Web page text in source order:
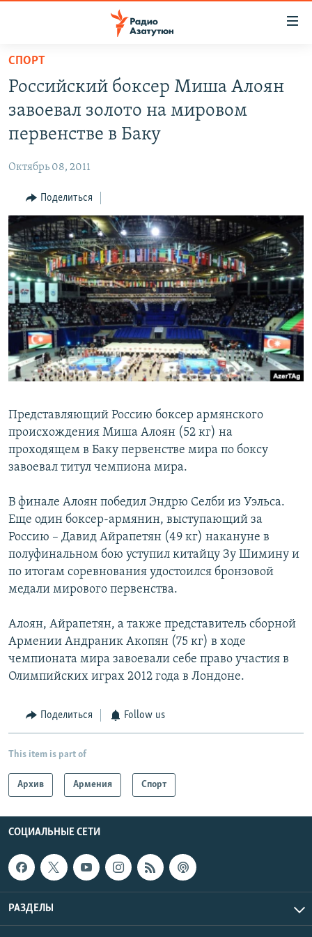
Перейти
основному
содержанию
основной
навигации
Перейти
поиску
ЭКОНОМИКА
РЕГИОН
НАГОРНЫЙ КАРАБАХ
КУЛЬТУРА
СПОРТ
АРХИВ
Հայերեն
English
Все сайты Радио Азатутюн
СПОРТ
Российский боксер Миша Алоян
завоевал золото на мировом
первенстве в Баку
Октябрь 08, 2011
Поделиться
Представляющий Россию боксер армянского
происхождения Миша Алоян (52 кг) на
проходящем в Баку первенстве мира по боксу
завоевал титул чемпиона мира.
В финале Алоян победил Эндрю Селби из Уэльса.
Еще один боксер-армянин, выступающий за
Россию – Давид Айрапетян (49 кг) накануне в
полуфинальном бою уступил китайцу Зу Шимину и
по итогам соревнования удостоился бронзовой
медали мирового первенства.
Алоян, Айрапетян, а также представитель сборной
Армении Андраник Акопян (75 кг) в ходе
чемпионата мира завоевали себе право участия в
Олимпийских играх 2012 года в Лондоне.
Поделиться Follow us
This item is part of
Архив Армения Спорт
СОЦИАЛЬНЫЕ СЕТИ
РАЗДЕЛЫ